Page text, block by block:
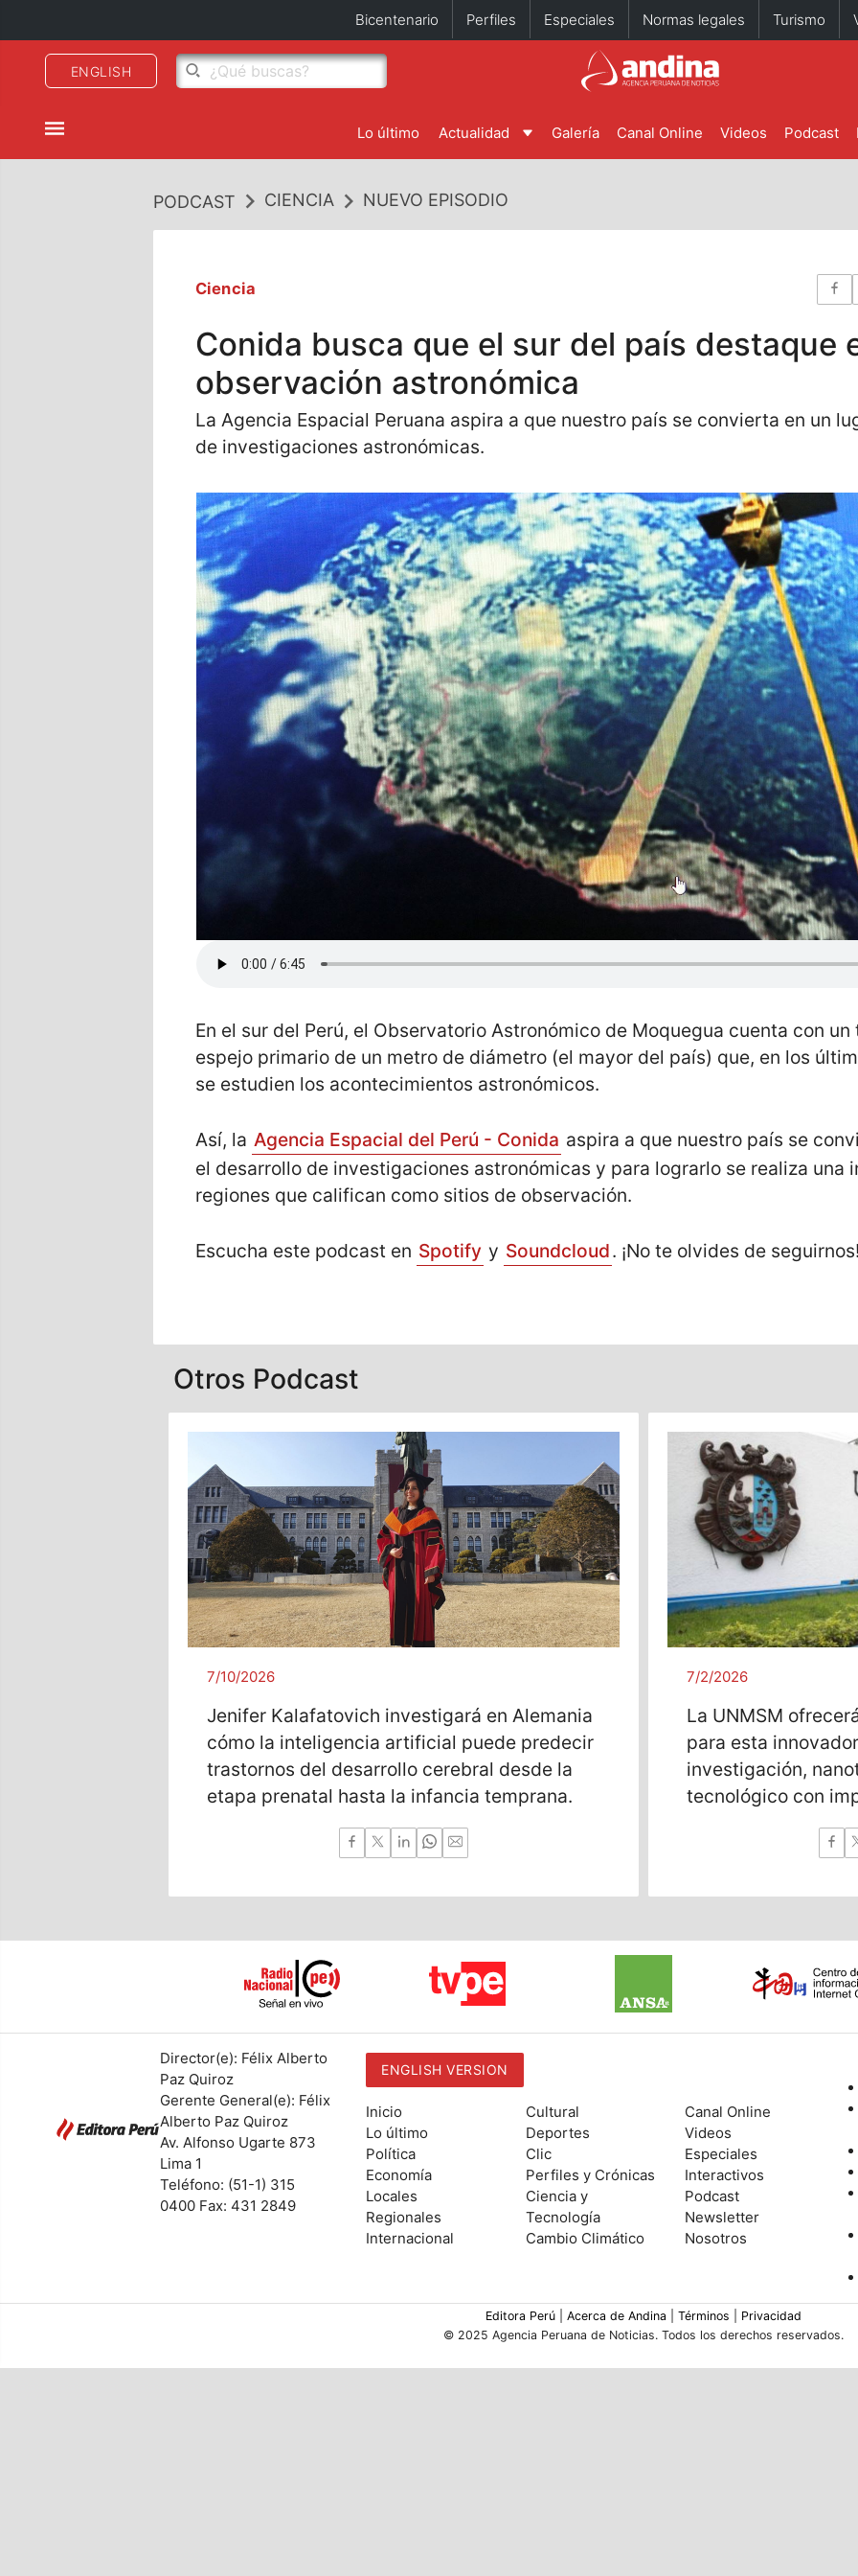
Bicentenario Perfiles Especiales Normas legales Turismo
ENGLISH
Lo último Actualidad Galería Canal Online Videos Podcast
PODCAST CIENCIA NUEVO EPISODIO
Ciencia
Conida busca que el sur del país destaque
observación astronómica
La Agencia Espacial Peruana aspira a que nuestro país se convierta en un
de investigaciones astronómicas.
En el sur del Perú, el Observatorio Astronómico de Moquegua cuenta con
espejo primario de un metro de diámetro (el mayor del país) que, en los
se estudien los acontecimientos astronómicos.
Así, la Agencia Espacial del Perú - Conida aspira a que nuestro país se
el desarrollo de investigaciones astronómicas y para lograrlo se realiza una
regiones que califican como sitios de observación.
Escucha este podcast en Spotify y Soundcloud. ¡No te olvides de
Otros Podcast
7/10/2026
Jenifer Kalafatovich investigará en Alemania
cómo la inteligencia artificial puede predecir
trastornos del desarrollo cerebral desde la
etapa prenatal hasta la infancia temprana.
7/2/2026
La UNMSM
para esta
investigación,
tecnológico con
Director(e): Félix Alberto
Paz Quiroz
Gerente General(e): Félix
Alberto Paz Quiroz
Av. Alfonso Ugarte 873
Lima 1
Teléfono: (51-1) 315
0400 Fax: 431 2849
ENGLISH VERSION
Inicio
Lo último
Política
Economía
Locales
Regionales
Internacional
Cultural
Deportes
Clic
Perfiles y Crónicas
Ciencia y
Tecnología
Cambio Climático
Canal Online
Videos
Especiales
Interactivos
Podcast
Newsletter
Nosotros
Editora Perú Acerca de Andina Términos
Privacidad
© 2025 Agencia Peruana de Noticias. Todos los derechos reservados.